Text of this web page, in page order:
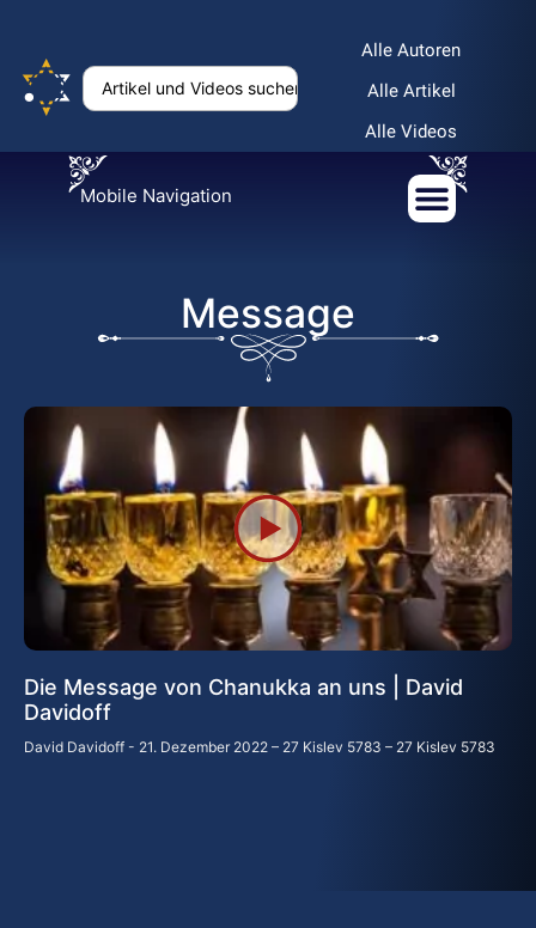
Alle Autoren
Alle Artikel
Alle Videos
Mobile Navigation
Message
Die Message von Chanukka an uns | David
Davidoff
David Davidoff 21. Dezember 2022 – 27 Kislev 5783 – 27 Kislev 5783